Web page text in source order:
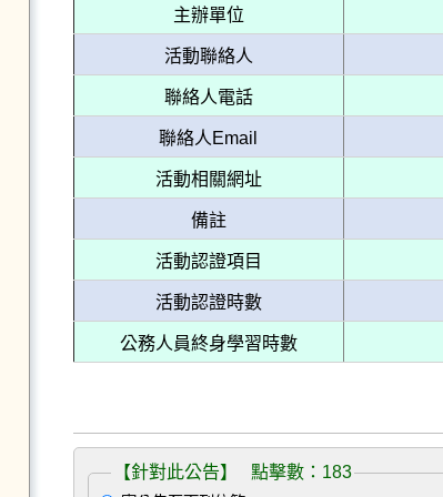
主辦單位
活動聯絡人
聯絡人電話
聯絡人Email
活動相關網址
備註
活動認證項目
活動認證時數
公務人員終身學習時數
【針對此公告】 點擊數：183